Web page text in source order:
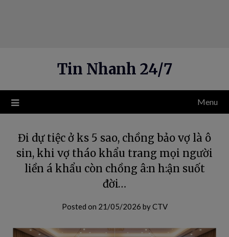
Tin Nhanh 24/7
Menu
Đi dự tiệc ở ks 5 sao, chồng bảo vợ là ô
sin, khi vợ tháo khẩu trang mọi người
liền á khẩu còn chồng â:n h:ận suốt
đời…
Posted on 21/05/2026 byCTV